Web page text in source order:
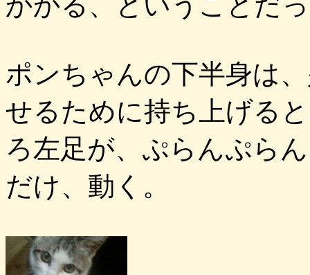
ポンちゃんの下半身は
せるために持ち上げる
ろ左足が、ぷらんぷら
だけ、動く。